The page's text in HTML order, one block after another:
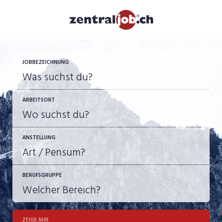
JOBBEZEICHNUNG
ARBEITSORT
ANSTELLUNG
JOB-TYP
Festanstellung
BERUFSGRUPPE
ZEIGE MIR